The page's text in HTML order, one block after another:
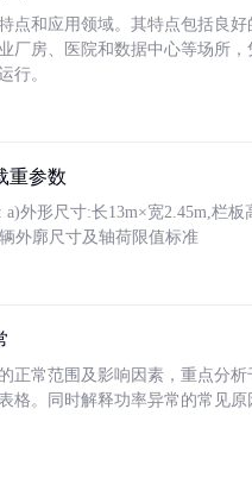
点和应用领域。其特点包括良
厂房、医院和数据中心等场所
行。
重参数
外形尺寸:长13m×宽2.45m,栏
外廓尺寸及轴荷限值标准
正常范围及影响因素，重点分
格。同时解释功率异常的常见